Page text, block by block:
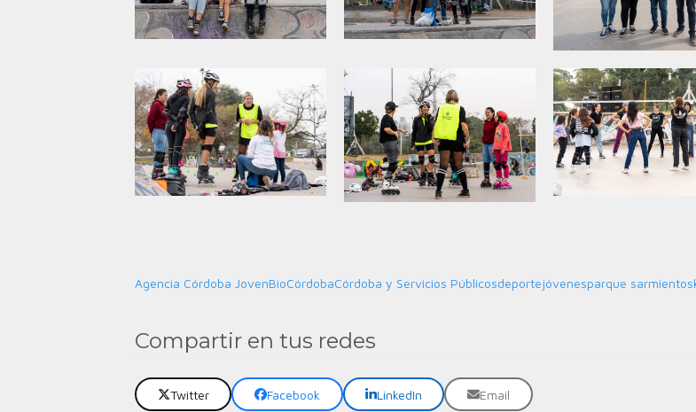
Agencia Córdoba JovenBioCórdobaCórdoba y Servicios Públicosdeportejóvenesparque sarmiento
Compartir en tus redes
Twitter Facebook LinkedIn Email